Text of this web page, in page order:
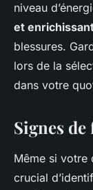
niveau
et
blessures.
lors de la
dans votre
Signes
Même si votre
crucial